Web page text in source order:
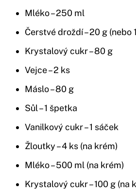
Mléko – 250 ml
Čerstvé droždí – 20 g (nebo
Krystalový cukr – 80 g
Vejce – 2 ks
Máslo – 80 g
Sůl – 1 špetka
Vanilkový cukr – 1 sáček
Žloutky – 4 ks (na krém)
Mléko – 500 ml (na krém)
Krystalový cukr – 100 g (na